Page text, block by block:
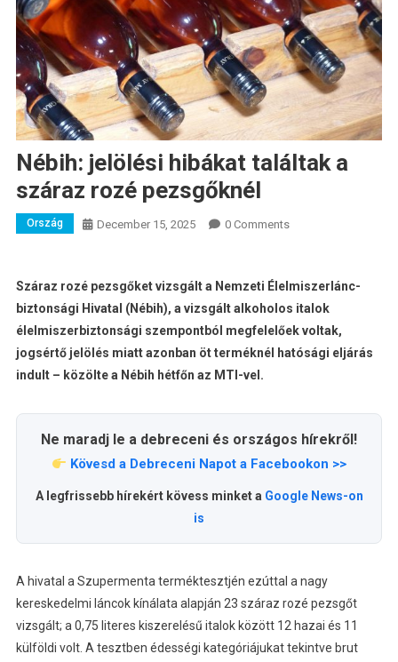
Nébih: jelölési hibákat találtak a
száraz rozé pezsgőknél
Ország December 15, 2025 0 Comments
Száraz rozé pezsgőket vizsgált a Nemzeti Élelmiszerlánc-
biztonsági Hivatal (Nébih), a vizsgált alkoholos italok
élelmiszerbiztonsági szempontból megfelelőek voltak,
jogsértő jelölés miatt azonban öt terméknél hatósági eljárás
indult – közölte a Nébih hétfőn az MTI-vel.
Ne maradj le a debreceni és országos hírekről!
Kövesd a Debreceni Napot a Facebookon >>
A legfrissebb hírekért kövess minket a Google News-on
is
A hivatal a Szupermenta terméktesztjén ezúttal a nagy
kereskedelmi láncok kínálata alapján 23 száraz rozé pezsgőt
vizsgált; a 0,75 literes kiszerelésű italok között 12 hazai és 11
külföldi volt. A tesztben édességi kategóriájukat tekintve brut